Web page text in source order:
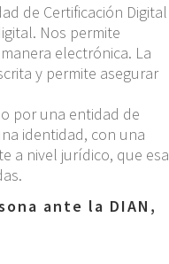
de Certificación Digital
Nos permite
electrónica. La
y permite asegurar
por una entidad de
identidad, con una
a nivel jurídico, que esa
ante la DIAN,